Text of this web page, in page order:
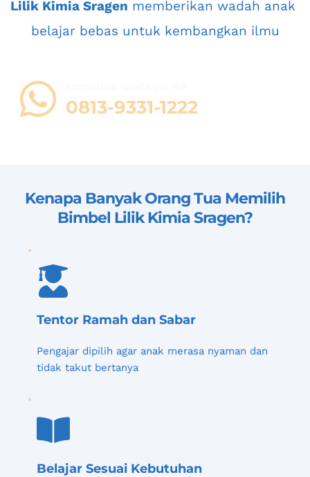
Lilik Kimia Sragen memberikan wadah anak
belajar bebas untuk kembangkan ilmu
0813-9331-1222
Kenapa Banyak Orang Tua Memilih
Bimbel Lilik Kimia Sragen?
Tentor Ramah dan Sabar
Pengajar dipilih agar anak merasa nyaman dan
tidak takut bertanya
Belajar Sesuai Kebutuhan